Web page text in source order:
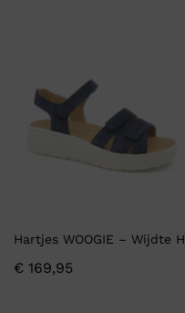
Hartjes WOOGIE – Wijdte H
€ 169,95